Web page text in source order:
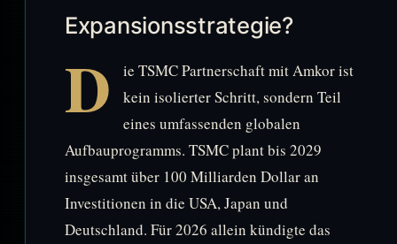
Expansionsstrategie?
D
ie TSMC Partnerschaft mit Amkor ist
kein isolierter Schritt, sondern Teil
eines umfassenden globalen
Aufbauprogramms. TSMC plant bis 2029
insgesamt über 100 Milliarden Dollar an
Investitionen in die USA, Japan und
Deutschland. Für 2026 allein kündigte das